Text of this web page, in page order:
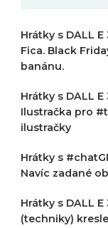
Hrátky s DALL
Fica. Black
banánu.
Hrátky s DALL
Ilustračka pro
ilustračky
Hrátky s
Navíc zadané
Hrátky s DALL
(techniky)